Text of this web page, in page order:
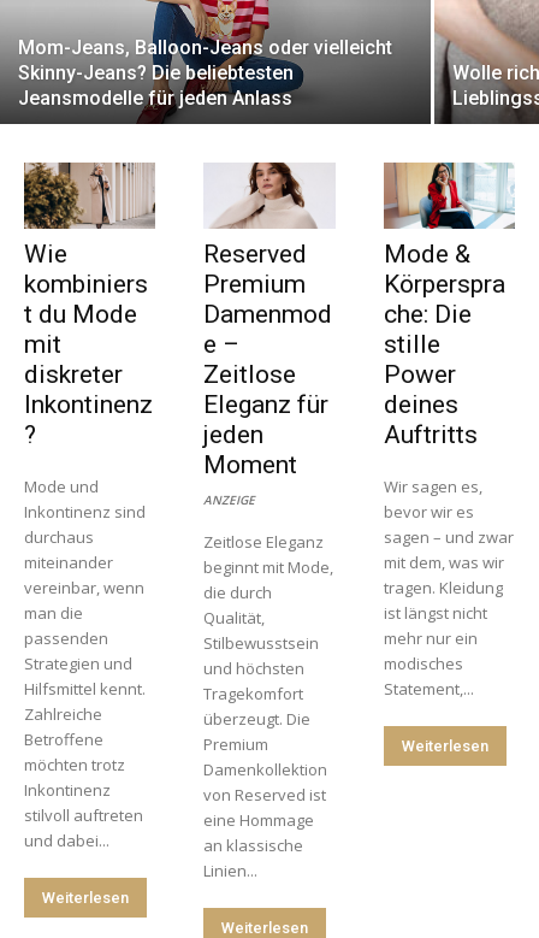
Mom-Jeans, Balloon-Jeans oder vielleicht
Skinny-Jeans? Die beliebtesten
Jeansmodelle für jeden Anlass
Wolle
Wie
kombiniers
t du Mode
mit
diskreter
Inkontinenz
?
Mode und
Inkontinenz sind
durchaus
miteinander
vereinbar, wenn
man die
passenden
Strategien und
Hilfsmittel kennt.
Zahlreiche
Betroffene
möchten trotz
Inkontinenz
stilvoll auftreten
und dabei...
Weiterlesen
Reserved
Premium
Damenmod
e –
Zeitlose
Eleganz für
jeden
Moment
ANZEIGE
Zeitlose Eleganz
beginnt mit Mode,
die durch
Qualität,
Stilbewusstsein
und höchsten
Tragekomfort
überzeugt. Die
Premium
Damenkollektion
von Reserved ist
eine Hommage
an klassische
Linien...
Weiterlesen
Mode &
Körperspra
che: Die
stille
Power
deines
Auftritts
Wir sagen es,
bevor wir es
sagen – und zwar
mit dem, was wir
tragen. Kleidung
ist längst nicht
mehr nur ein
modisches
Statement,...
Weiterlesen